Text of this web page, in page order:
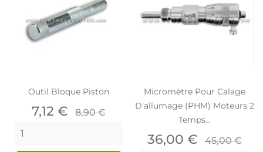
Outil Bloque Piston
Prix
7,12 € Prix
8,90 €
Micromètre Pour Calage
D'allumage (PHM) Moteurs 2
Temps...
Prix
36,00 € Prix
45,00 €